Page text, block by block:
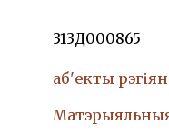
313Д000865
аб'екты